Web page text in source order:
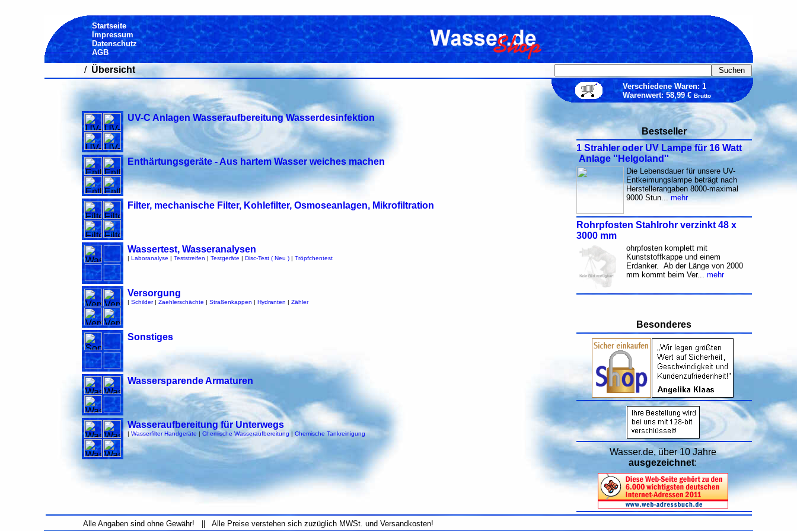
Startseite
Impressum
Datenschutz
AGB
/ Übersicht
Verschiedene Waren: 1
Warenwert: 58,99 € Brutto
UV-C Anlagen Wasseraufbereitung Wasserdesinfektion
Enthärtungsgeräte - Aus hartem Wasser weiches machen
Filter, mechanische Filter, Kohlefilter, Osmoseanlagen, Mikrofiltration
Wassertest, Wasseranalysen
| Laboranalyse | Teststreifen | Testgeräte | Disc-Test ( Neu )| Tröpfchentest
Versorgung
| Schilder| Zaehlerschächte | Straßenkappen | Hydranten | Zähler
Sonstiges
Wassersparende Armaturen
Wasseraufbereitung für Unterwegs
| Wasserfilter Handgeräte | Chemische Wasseraufbereitung | Chemische Tankreinigung
Bestseller
1 Strahler oder UV Lampe für 16 Watt
Anlage ''Helgoland''
Die Lebensdauer für unsere UV-
Entkeimungslampe beträgt nach
Herstellerangaben 8000-maximal
9000 Stun...mehr
Rohrpfosten Stahlrohr verzinkt 48 x
3000 mm
ohrpfosten komplett mit
Kunststoffkappe und einem
Erdanker. Ab der Länge von 2000
mm kommt beim Ver... mehr
Besonderes
Wasser.de, über 10 Jahre
ausgezeichnet:
Alle Angaben sind ohne Gewähr! || Alle Preise verstehen sich zuzüglich MWSt. und Versandkosten!